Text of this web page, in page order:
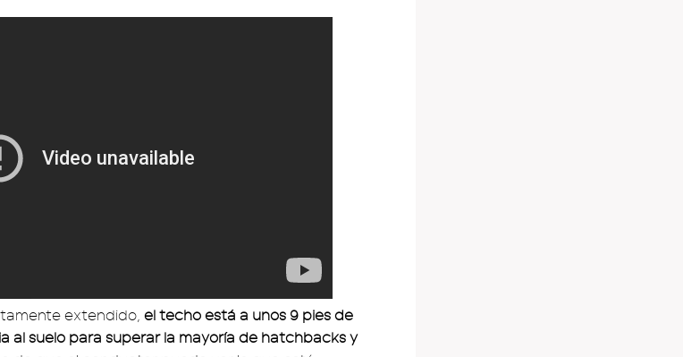
extendido, el techo está a unos 9 pies de
al suelo para superar la mayoría de hatchbacks y